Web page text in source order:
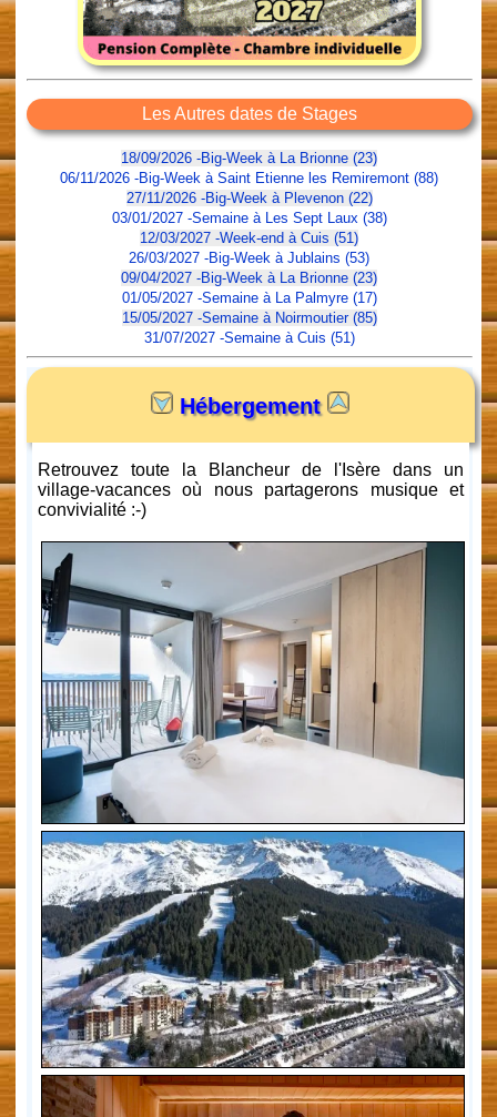
Les Autres dates de Stages
18/09/2026 -Big-Week à La Brionne (23)
06/11/2026 -Big-Week à Saint Etienne les Remiremont (88)
27/11/2026 -Big-Week à Plevenon (22)
03/01/2027 -Semaine à Les Sept Laux (38)
12/03/2027 -Week-end à Cuis (51)
26/03/2027 -Big-Week à Jublains (53)
09/04/2027 -Big-Week à La Brionne (23)
01/05/2027 -Semaine à La Palmyre (17)
15/05/2027 -Semaine à Noirmoutier (85)
31/07/2027 -Semaine à Cuis (51)
Hébergement
Retrouvez toute la Blancheur de l'Isère dans un
village-vacances où nous partagerons musique et
convivialité :-)